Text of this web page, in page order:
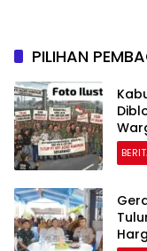
PILIHAN